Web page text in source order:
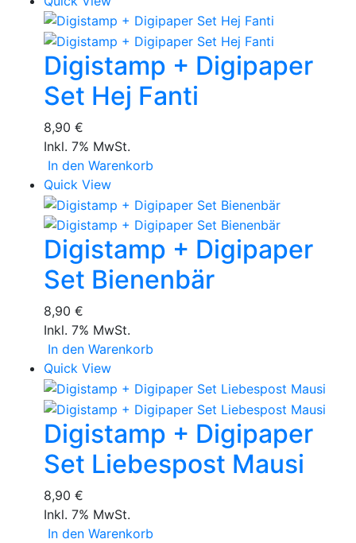
Digistamp + Digipaper
Set Hej Fanti
8,90 €
Inkl. 7% MwSt.
In den Warenkorb
Quick View
Digistamp + Digipaper
Set Bienenbär
8,90 €
Inkl. 7% MwSt.
In den Warenkorb
Quick View
Digistamp + Digipaper
Set Liebespost Mausi
8,90 €
Inkl. 7% MwSt.
In den Warenkorb